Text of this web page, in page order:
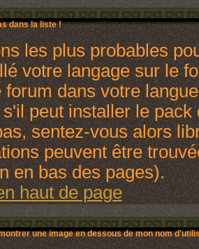
dans la liste !
les plus probables
votre langage sur le
forum dans votre
peut installer le
sentez-vous alors
peuvent être
en bas des pages).
haut de page
une image en dessous de mon nom